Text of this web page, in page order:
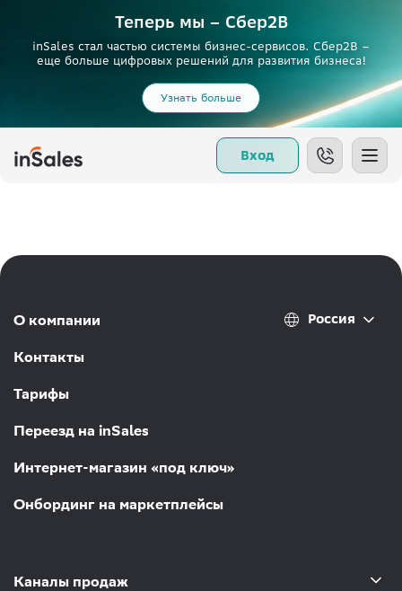
Теперь мы – Сбер2B
inSales стал частью системы бизнес-сервисов. Сбер2В –
еще больше цифровых решений для развития бизнеса!
Узнать больше
Вход
О компании
Контакты
Тарифы
Переезд на inSales
Интернет-магазин «под ключ»
Онбординг на маркетплейсы
Россия
Каналы продаж